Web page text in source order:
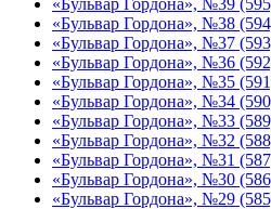
«Бульвар Гордона», №38
«Бульвар Гордона», №37
«Бульвар Гордона», №36
«Бульвар Гордона», №35
«Бульвар Гордона», №34
«Бульвар Гордона», №33
«Бульвар Гордона», №32
«Бульвар Гордона», №31
«Бульвар Гордона», №30
«Бульвар Гордона», №29